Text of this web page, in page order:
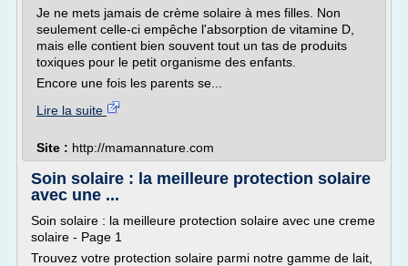
Je ne mets jamais de crème solaire à mes filles. Non
seulement celle-ci empêche l'absorption de vitamine D,
mais elle contient bien souvent tout un tas de produits
toxiques pour le petit organisme des enfants.
Encore une fois les parents se...
Lire la suite
Site : http://mamannature.com
Soin solaire : la meilleure protection solaire
avec une ...
Soin solaire : la meilleure protection solaire avec une creme
solaire - Page 1
Trouvez votre protection solaire parmi notre gamme de lait,